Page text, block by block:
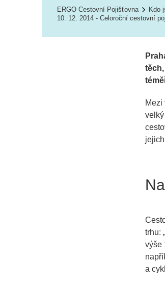
ERGO Cestovní Pojišťovna Kdo
10. 12. 2014 - Celoroční cestovní
Mezi
trhu: „
výše
a